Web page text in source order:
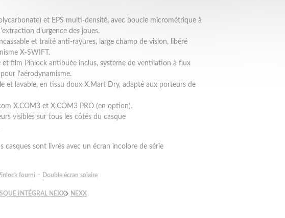
et EPS multi-densité, avec boucle micrométrique à
d'urgence des joues.
et traité anti-rayures, large champ de vision, libéré
X-SWIFT.
et film Pinlock antibuée inclus, système de ventilation à flux
l'aérodynamisme.
et lavable, en tissu doux X.Mart Dry, adapté aux porteurs de
X.COM3 et X.COM3 PRO (en option).
visibles sur tous les côtés du casque
casques sont livrés avec un écran incolore de série
fourni - Double écran solaire
INTÉGRAL NEXX NEXX